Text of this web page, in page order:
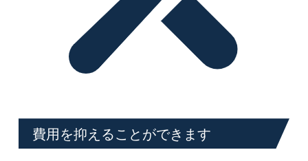
費用を抑えることができます